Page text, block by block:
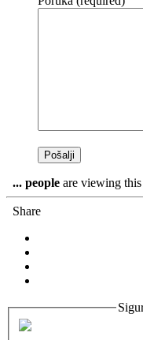
... people are viewing
Share